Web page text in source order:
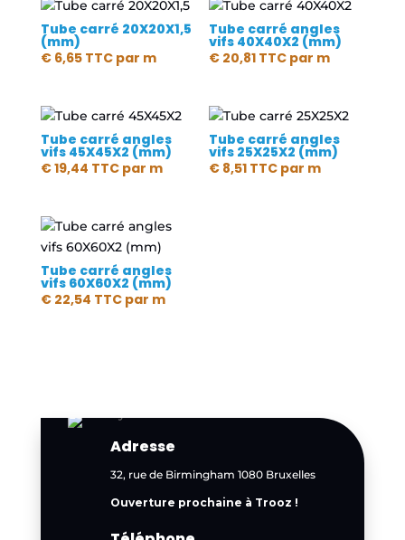
(mm)
Tube carré 20X20X1,5
(mm)
€6,65 TTCpar m
Tube carré angles
vifs 40X40X2 (mm)
€ 20,81 TTC par m
Tube carré angles
vifs 45X45X2 (mm)
€19,44 TTCpar m
Tube carré angles
vifs 25X25X2 (mm)
€ 8,51 TTC par m
Tube carré angles
vifs 60X60X2 (mm)
€22,54 TTCpar m
Adresse
32, rue de Birmingham 1080 Bruxelles
Ouverture prochaine à Trooz !